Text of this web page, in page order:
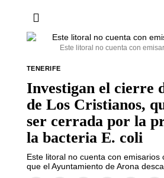
Este litoral no cuenta con
TENERIFE
Investigan el cierre
de Los Cristianos,
ser cerrada por la
la bacteria E. coli
Este litoral no cuenta con emisarios
que el Ayuntamiento de Arona